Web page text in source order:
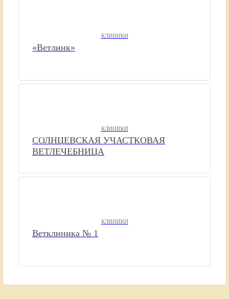
КЛИНИКИ
«Ветлинк»
КЛИНИКИ
СОЛНЦЕВСКАЯ УЧАСТКОВАЯ
ВЕТЛЕЧЕБНИЦА
КЛИНИКИ
Ветклиника № 1